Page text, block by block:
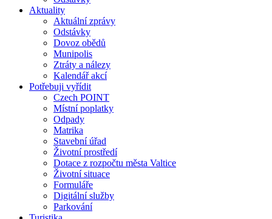
Aktuality
Aktuální zprávy
Odstávky
Dovoz obědů
Munipolis
Ztráty a nálezy
Kalendář akcí
Potřebuji vyřídit
Czech POINT
Místní poplatky
Odpady
Matrika
Stavební úřad
Životní prostředí
Dotace z rozpočtu města Valtice
Životní situace
Formuláře
Digitální služby
Parkování